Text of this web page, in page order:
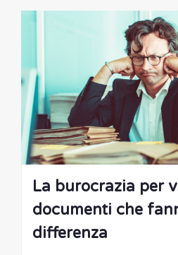
La burocrazia per
documenti che
differenza